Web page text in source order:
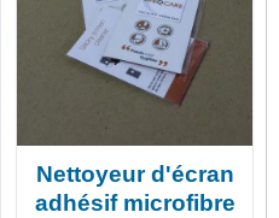
Nettoyeur d'écran
adhésif microfibre